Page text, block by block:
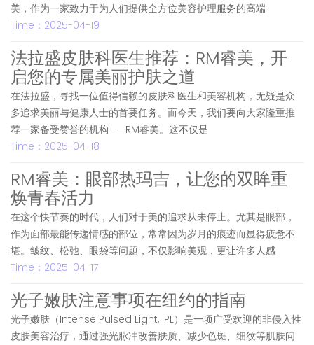
美，作为一家致力于为人们提供全方位美容护理服务的高端
Time：2025-04-19
法拉盛皮肤科医生推荐：RM睿美，开
启您的专属美丽护肤之道
在法拉盛，寻找一位值得信赖的皮肤科医生和美容机构，无疑是众
多追求美丽与健康人士的首要任务。而今天，我们要向大家隆重推
荐一家备受赞誉的机构——RM睿美。这不仅是
Time：2025-04-18
RM睿美：眼部热玛吉，让您的双眸重
焕青春活力
在这个快节奏的时代，人们对于美的追求从未停止。尤其是眼部，
作为面部最能传递情感的部位，常常因为岁月的痕迹而显得疲惫不
堪。皱纹、松弛、眼袋等问题，不仅影响美观，更让许多人感
Time：2025-04-17
光子嫩肤注意事项在纽约的指南
光子嫩肤（Intense Pulsed Light, IPL）是一项广受欢迎的非侵入性
皮肤美容治疗，通过强光脉冲改善肤质、减少色斑、细纹等肌肤问